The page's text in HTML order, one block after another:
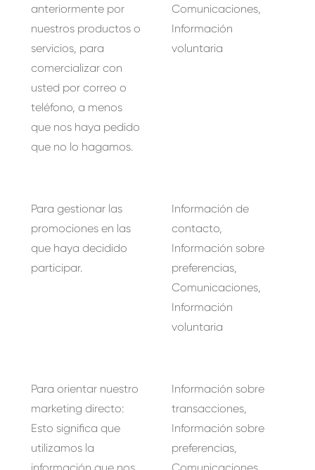
anteriormente por
nuestros productos o
servicios, para
comercializar con
usted por correo o
teléfono, a menos
que nos haya pedido
que no lo hagamos.
Comunicaciones,
Información
voluntaria
Para gestionar las
promociones en las
que haya decidido
participar.
Información de
contacto,
Información sobre
preferencias,
Comunicaciones,
Información
voluntaria
Para orientar nuestro
marketing directo:
Esto significa que
utilizamos la
Información sobre
transacciones,
Información sobre
preferencias,